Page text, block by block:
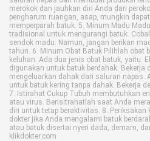
©
Copyright
2026
berita-
sulsel.com
.
All
Right
Reserved
merokok dan jauhkan diri Anda dari
pengharum ruangan, asap, mungkin
memperparah batuk. 5. Minum Madu
tradisional untuk mengurangi batuk.
sendok madu. Namun, jangan berikan
tahun. 6. Minum Obat Batuk Pilihlah obat
keluhan. Ada dua jenis obat batuk, yaitu:
digunakan untuk batuk berdahak. Bekerja
mengeluarkan dahak dari saluran napas.
untuk batuk kering tanpa dahak. Bekerja
7. Istirahat Cukup Tubuh membutuhkan
atau virus. Berisitrahatlah saat Anda
diri untuk tetap beraktivitas. 8. Periksakan
dokter jika Anda mengalami batuk
atau batuk disertai nyeri dada, demam,
klikdokter.com